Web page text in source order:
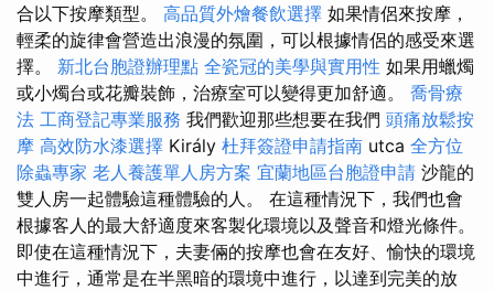
合以下按摩類型。 高品質外燴餐飲選擇 如果情侶來按摩，
輕柔的旋律會營造出浪漫的氛圍，可以根據情侶的感受來選
擇。 新北台胞證辦理點 全瓷冠的美學與實用性 如果用蠟燭
或小燭台或花瓣裝飾，治療室可以變得更加舒適。 喬骨療
法 工商登記專業服務 我們歡迎那些想要在我們 頭痛放鬆按
摩 高效防水漆選擇 Király 杜拜簽證申請指南 utca 全方位
除蟲專家 老人養護單人房方案 宜蘭地區台胞證申請 沙龍的
雙人房一起體驗這種體驗的人。 在這種情況下，我們也會
根據客人的最大舒適度來客製化環境以及聲音和燈光條件。
即使在這種情況下，夫妻倆的按摩也會在友好、愉快的環境
中進行，通常是在半黑暗的環境中進行，以達到完美的放